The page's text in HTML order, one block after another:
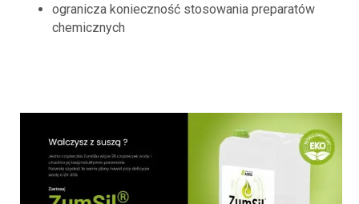
ogranicza konieczność stosowania preparatów
chemicznych